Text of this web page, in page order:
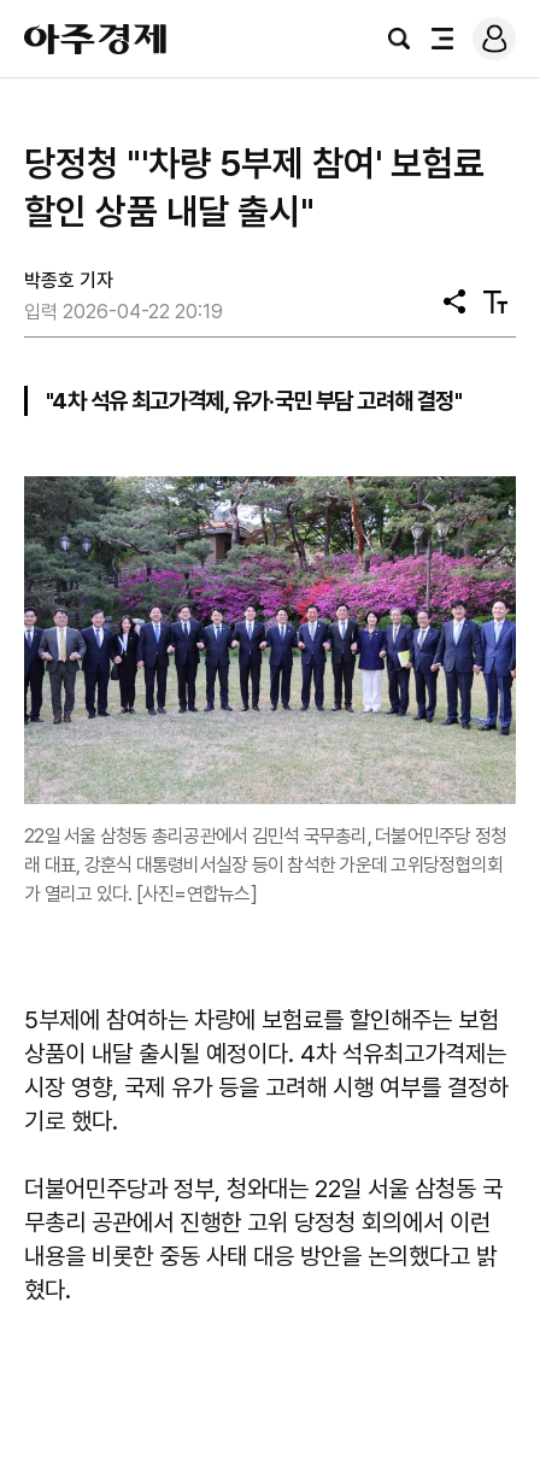
아
주
경
검
전
로
그
당정청 "'차량 5부제 참여' 보험료
할인 상품 내달 출시"
박종호 기자
입력 2026-04-22 20:19
공
유
텍
스
"4차 석유 최고가격제, 유가·국민 부담 고려해 결정"
22일 서울 삼청동 총리공관에서 김민석 국무총리, 더불어민주당 정청
래 대표, 강훈식 대통령비서실장 등이 참석한 가운데 고위당정협의회
가 열리고 있다. [사진=연합뉴스]
5부제에 참여하는 차량에 보험료를 할인해주는 보험
상품이 내달 출시될 예정이다. 4차 석유최고가격제는
시장 영향, 국제 유가 등을 고려해 시행 여부를 결정하
기로 했다.
더불어민주당과 정부, 청와대는 22일 서울 삼청동 국
무총리 공관에서 진행한 고위 당정청 회의에서 이런
내용을 비롯한 중동 사태 대응 방안을 논의했다고 밝
혔다.